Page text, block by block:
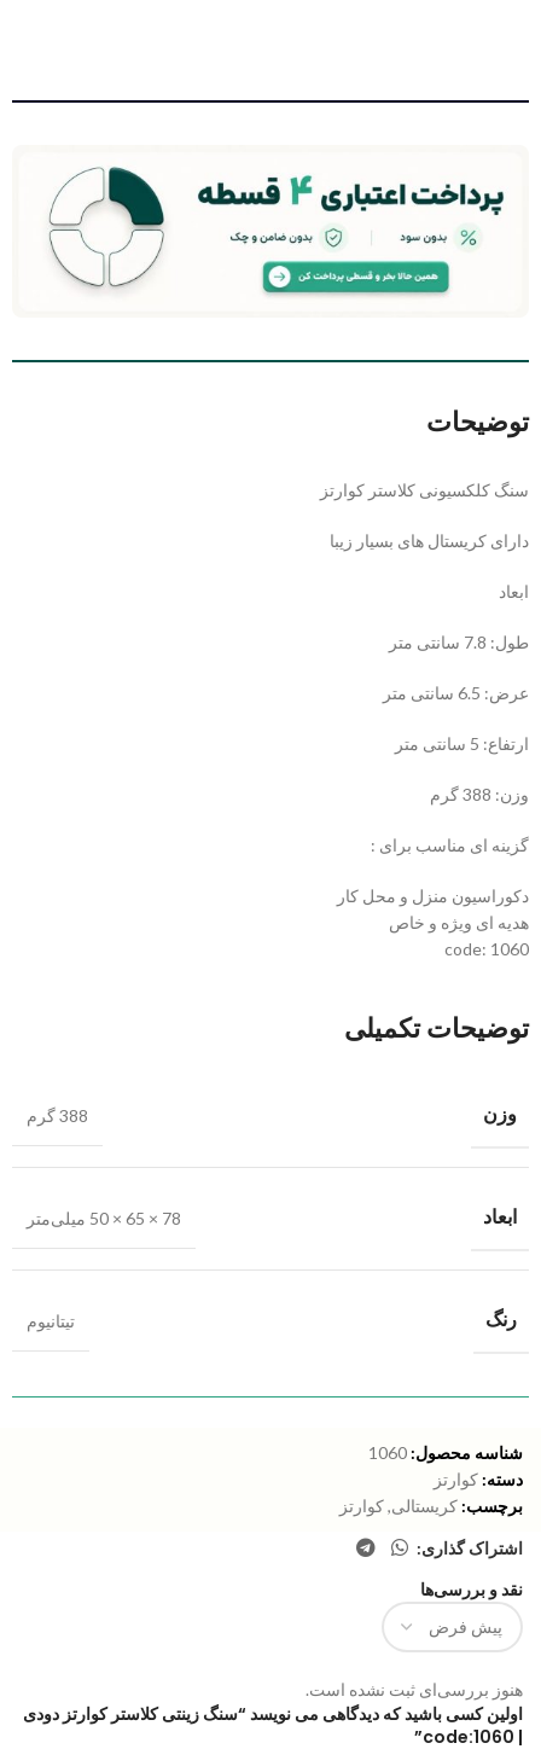
توضیحات
سنگ کلکسیونی کلاستر کوارتز
دارای کریستال های بسیار زیبا
ابعاد
طول: 7.8 سانتی متر
عرض: 6.5 سانتی متر
ارتفاع: 5 سانتی متر
وزن: 388 گرم
گزینه ای مناسب برای :
دکوراسیون منزل و محل کار
هدیه ای ویژه و خاص
code: 1060
توضیحات تکمیلی
وزن 388 گرم
ابعاد 78 × 65 × 50 میلی‌متر
رنگ تیتانیوم
شناسه محصول: 1060
دسته: کوارتز
برچسب: کریستالی,کوارتز
اشتراک گذاری:
نقد و بررسی‌ها
هنوز بررسی‌ای ثبت نشده است.
اولین کسی باشید که دیدگاهی می نویسد “سنگ زینتی کلاستر کوارتز دودی
| code:1060”